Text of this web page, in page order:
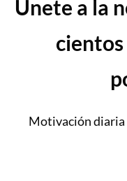
Únete a la
Motivación diaria